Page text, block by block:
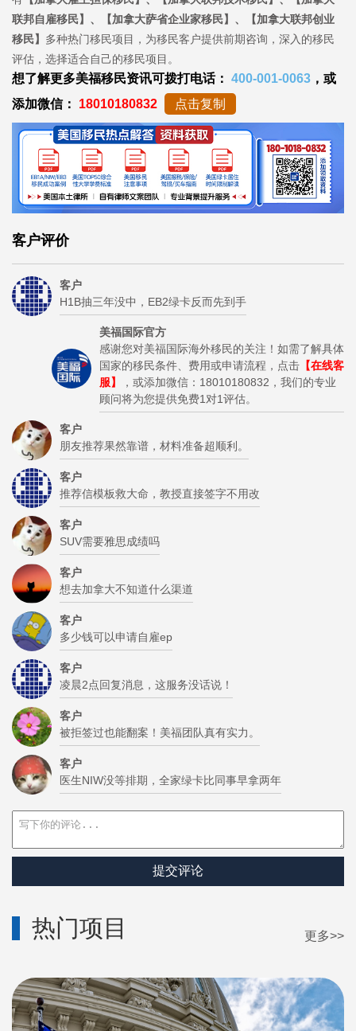
联邦自雇移民】、【加拿大萨省企业家移民】、【加拿大联邦创业
移民】 多种热门移民项目，为移民客户提供前期咨询，深入的移民
评估，选择适合自己的移民项目。
想了解更多美福移民资讯可拨打电话： 400-001-0063 ，或
添加微信： 18010180832 点击复制
客户评价
客户
H1B抽三年没中，EB2绿卡反而先到手
美福国际官方
感谢您对美福国际海外移民的关注！如需了解具体
国家的移民条件、费用或申请流程，点击 【在线客
服】
，或添加微信：18010180832，我们的专业
顾问将为您提供免费1对1评估。
客户
朋友推荐果然靠谱，材料准备超顺利。
客户
推荐信模板救大命，教授直接签字不用改
客户
SUV需要雅思成绩吗
客户
想去加拿大不知道什么渠道
客户
多少钱可以申请自雇ep
客户
凌晨2点回复消息，这服务没话说！
客户
被拒签过也能翻案！美福团队真有实力。
客户
医生NIW没等排期，全家绿卡比同事早拿两年
提交评论
热门项目 更多>>